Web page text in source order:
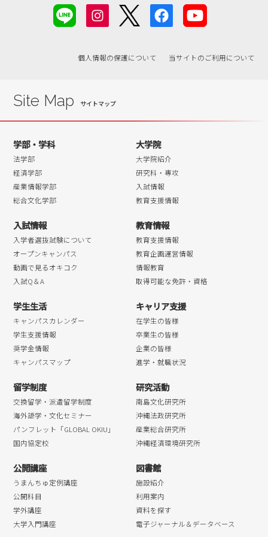
個人情報の保護について 当サイトのご利用について
Site Map
学部・学科
法学部
経済学部
産業情報学部
総合文化学部
大学院
大学院紹介
研究科・専攻
入試情報
教育支援情報
入試情報
入学者選抜試験について
オープンキャンパス
動画で見るオキコク
入試Q＆A
教育情報
教育支援情報
教育企画運営情報
情報教育
取得可能な免許・資格
学生生活
キャンパスカレンダー
学生支援情報
奨学金情報
キャンパスマップ
キャリア支援
在学生の皆様
卒業生の皆様
企業の皆様
進学・就職状況
留学制度
交換留学・派遣留学制度
海外語学・文化セミナー
パンフレット「GLOBAL OKIU」
国内協定校
研究活動
南島文化研究所
沖縄法政研究所
産業総合研究所
沖縄経済環境研究所
公開講座
うまんちゅ定例講座
公開科目
学外講座
大学入門講座
図書館
施設紹介
利用案内
資料を探す
電子ジャーナル＆データベース